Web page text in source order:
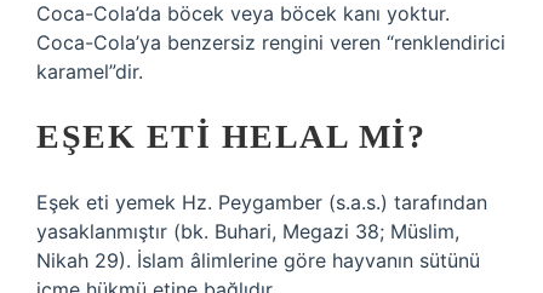
Coca-Cola’da böcek veya böcek kanı yoktur.
Coca-Cola’ya benzersiz rengini veren “renklendirici
karamel”dir.
EŞEK ETI HELAL MI?
Eşek eti yemek Hz. Peygamber (s.a.s.) tarafından
yasaklanmıştır (bk. Buhari, Megazi 38; Müslim,
Nikah 29). İslam âlimlerine göre hayvanın sütünü